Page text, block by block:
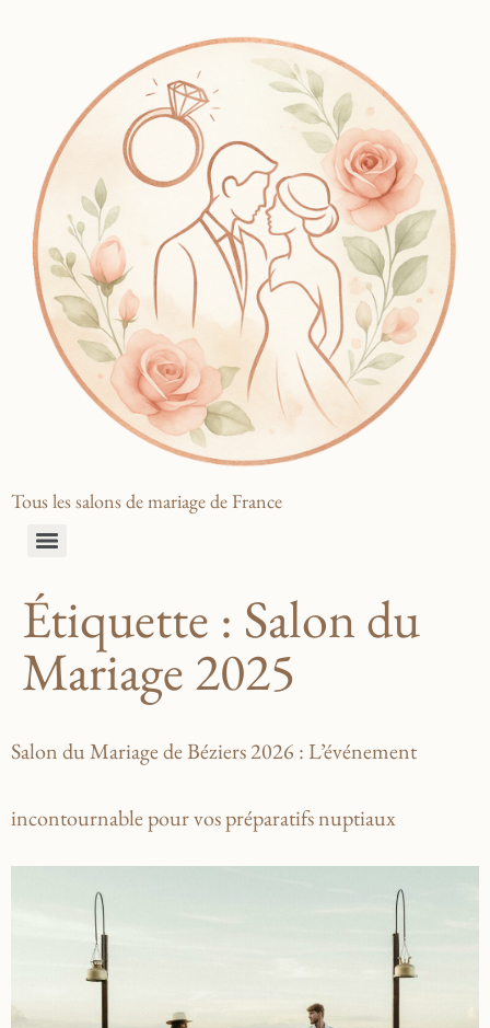
Tous les salons de mariage de France
Étiquette : Salon du
Mariage 2025
Salon du Mariage de Béziers 2026 : L’événement
incontournable pour vos préparatifs nuptiaux